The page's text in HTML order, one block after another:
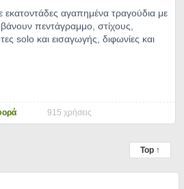
εκατοντάδες αγαπημένα τραγούδια με
πεντάγραμμο, στίχους,
solo και εισαγωγής, διφωνίες και
915 χρήσεις
Top ↑